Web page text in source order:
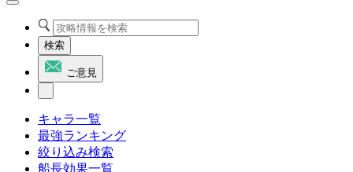
検索
ご意見
キャラ一覧
最強ランキング
絞り込み検索
船長効果一覧